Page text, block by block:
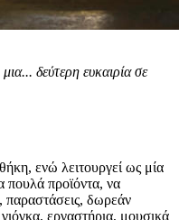
δεύτερη ευκαιρία σε
ενώ λειτουργεί ως μία
πουλά προϊόντα, να
παραστάσεις, δωρεάν
εργαστήρια, μουσικά